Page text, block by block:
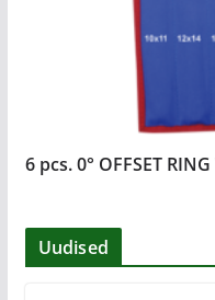
6 pcs. 0° OFFSET
Uudised